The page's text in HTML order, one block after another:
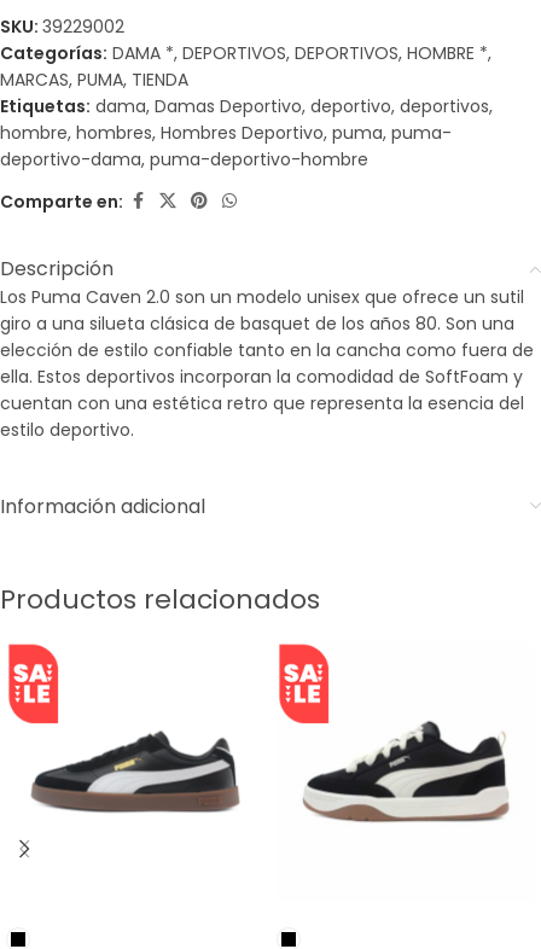
SKU: 39229002
Categorías: DAMA *, DEPORTIVOS, DEPORTIVOS, HOMBRE *,
MARCAS, PUMA, TIENDA
Etiquetas: dama, Damas Deportivo, deportivo, deportivos,
hombre, hombres, Hombres Deportivo, puma, puma-
deportivo-dama, puma-deportivo-hombre
Comparte en:
Descripción
Los Puma Caven 2.0 son un modelo unisex que ofrece un sutil
giro a una silueta clásica de basquet de los años 80. Son una
elección de estilo confiable tanto en la cancha como fuera de
ella. Estos deportivos incorporan la comodidad de SoftFoam y
cuentan con una estética retro que representa la esencia del
estilo deportivo.
Información adicional
Productos relacionados